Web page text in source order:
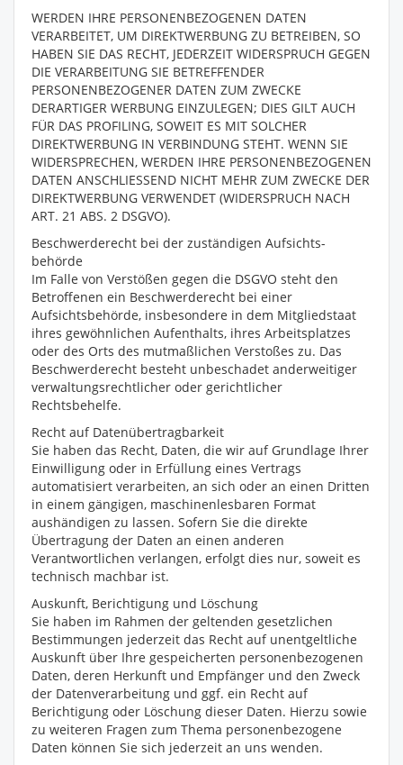
WERDEN IHRE PERSONENBEZOGENEN DATEN
VERARBEITET, UM DIREKTWERBUNG ZU BETREIBEN, SO
HABEN SIE DAS RECHT, JEDERZEIT WIDERSPRUCH GEGEN
DIE VERARBEITUNG SIE BETREFFENDER
PERSONENBEZOGENER DATEN ZUM ZWECKE
DERARTIGER WERBUNG EINZULEGEN; DIES GILT AUCH
FÜR DAS PROFILING, SOWEIT ES MIT SOLCHER
DIREKTWERBUNG IN VERBINDUNG STEHT. WENN SIE
WIDERSPRECHEN, WERDEN IHRE PERSONENBEZOGENEN
DATEN ANSCHLIESSEND NICHT MEHR ZUM ZWECKE DER
DIREKTWERBUNG VERWENDET (WIDERSPRUCH NACH
ART. 21 ABS. 2 DSGVO).
Beschwerde­recht bei der zuständigen Aufsichts­
behörde
Im Falle von Verstößen gegen die DSGVO steht den
Betroffenen ein Beschwerderecht bei einer
Aufsichtsbehörde, insbesondere in dem Mitgliedstaat
ihres gewöhnlichen Aufenthalts, ihres Arbeitsplatzes
oder des Orts des mutmaßlichen Verstoßes zu. Das
Beschwerderecht besteht unbeschadet anderweitiger
verwaltungsrechtlicher oder gerichtlicher
Rechtsbehelfe.
Recht auf Daten­übertrag­barkeit
Sie haben das Recht, Daten, die wir auf Grundlage Ihrer
Einwilligung oder in Erfüllung eines Vertrags
automatisiert verarbeiten, an sich oder an einen Dritten
in einem gängigen, maschinenlesbaren Format
aushändigen zu lassen. Sofern Sie die direkte
Übertragung der Daten an einen anderen
Verantwortlichen verlangen, erfolgt dies nur, soweit es
technisch machbar ist.
Auskunft, Berichtigung und Löschung
Sie haben im Rahmen der geltenden gesetzlichen
Bestimmungen jederzeit das Recht auf unentgeltliche
Auskunft über Ihre gespeicherten personenbezogenen
Daten, deren Herkunft und Empfänger und den Zweck
der Datenverarbeitung und ggf. ein Recht auf
Berichtigung oder Löschung dieser Daten. Hierzu sowie
zu weiteren Fragen zum Thema personenbezogene
Daten können Sie sich jederzeit an uns wenden.